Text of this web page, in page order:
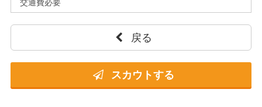
交通費必要
戻る
スカウトする